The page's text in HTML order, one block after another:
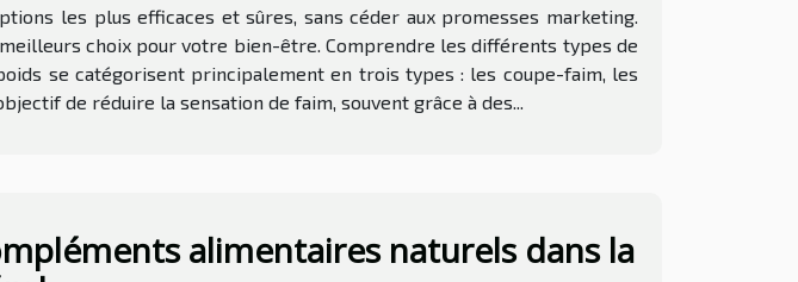
les plus efficaces et sûres, sans céder aux promesses marketing.
choix pour votre bien-être. Comprendre les différents types de
se catégorisent principalement en trois types : les coupe-faim, les
de réduire la sensation de faim, souvent grâce à des...
alimentaires naturels dans la